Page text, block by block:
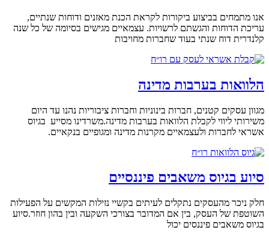
אנו מתמחים בביצוע ביקורות לקראת הכנת מאזנים ודוחות שנתיים,
עריכת הדוחות והגשתם לרשויות. עצמאיים מגישים בסיומה של כל שנה
קלנדרית דוח שנתי בעוד שחברות מחויבות
הלוואות בערבות מדינה
מגוון עסקים קטנים, חברות בינוניות וחברות ציבוריות נהנו עד היום
משירותי ליווי לקבלת הלוואות בערבות מדינה.משרדינו מסייע בגיוס
אשראי לחברות ולעצמאיים מקרנות מדינה ומגופיים בנקאיים.
סיוע בגיוס משאבים פיננסיים
חלק ניכר מהעסקים נתקלים לעיתים בקשיי נזילות המקשים על הפעילות
השוטפת של העסק, בין אם המדובר בצורכי השקעה ובין בהון חוזר.סיוע
בגיוס משאבים פיננסים יכול